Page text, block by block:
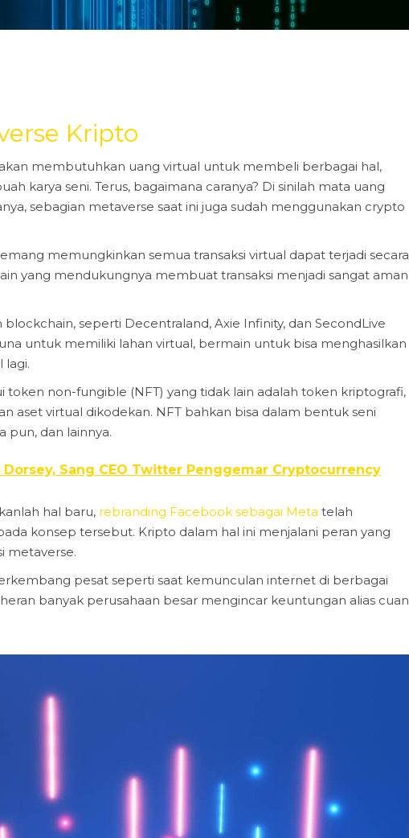
Kripto
membutuhkan uang virtual untuk membeli berbagai hal,
karya seni. Terus, bagaimana caranya? Di sinilah mata uang
sebagian metaverse saat ini juga sudah menggunakan crypto
memungkinkan semua transaksi virtual dapat terjadi secara
yang mendukungnya membuat transaksi menjadi sangat aman
seperti Decentraland, Axie Infinity, dan SecondLive
untuk memiliki lahan virtual, bermain untuk bisa menghasilkan
lagi.
token non-fungible (NFT) yang tidak lain adalah token kriptografi,
aset virtual dikodekan. NFT bahkan bisa dalam bentuk seni
pun, dan lainnya.
Dorsey, Sang CEO Twitter Penggemar Cryptocurrency
hal baru, rebranding Facebook sebagai Meta telah
konsep tersebut. Kripto dalam hal ini menjalani peran yang
metaverse.
pesat seperti saat kemunculan internet di berbagai
banyak perusahaan besar mengincar keuntungan alias cuan